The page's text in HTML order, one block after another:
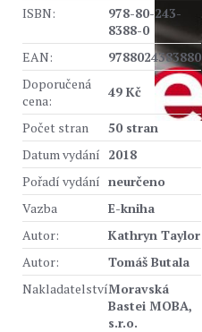
ISBN:
978-80-243-
8388-0
EAN:
9788024383880
Doporučená
cena:
49 Kč
Počet stran
50 stran
Datum vydání 2018
Pořadí vydání neurčeno
Vazba
E-kniha
Autor:
Kathryn Taylor
Autor:
Tomáš Butala
NakladatelstvíMoravská
Bastei MOBA,
s.r.o.